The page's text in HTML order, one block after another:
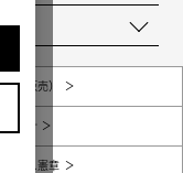
頭販売）
護方針
アンス憲章